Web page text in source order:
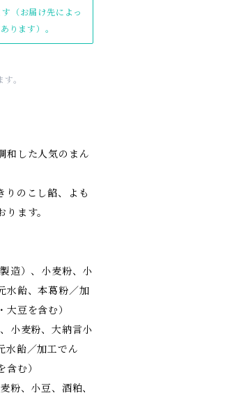
（お届け先によっ
ります）。
。
和した人気のまん
りのこし餡、よも
ます。
造）、小麦粉、小
水飴、本葛粉／加
豆を含む）
小麦粉、大納言小
水飴／加工でん
む）
粉、小豆、酒粕、